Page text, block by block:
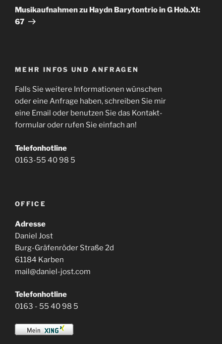
Beitrag
Musikaufnahmen zu Haydn Barytontrio in G Hob.XI:
67
MEHR INFOS UND ANFRAGEN
Falls Sie weitere Informationen wünschen
oder eine Anfrage haben, schreiben Sie mir
eine Email oder benutzen Sie das Kontakt-
formular oder rufen Sie einfach an!
Telefonhotline
0163-55 40 98 5
OFFICE
Adresse
Daniel Jost
Burg-Gräfenröder Straße 2d
61184 Karben
mail@daniel-jost.com
Telefonhotline
0163 - 55 40 98 5